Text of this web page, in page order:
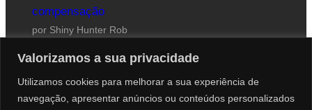
Valorizamos a sua privacidade
Utilizamos cookies para melhorar a sua experiência de
navegação, apresentar anúncios ou conteúdos personalizados
compensação
por Shiny Hunter Rob